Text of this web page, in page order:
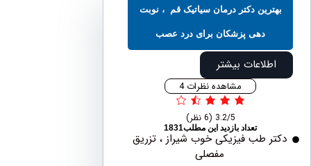
دکتر درمان سیاتیک قم ، نوبت
دهی پزشکان برای درد عصب
اطلاعات بیشتر
مشاهده نظرات 4
تعداد بازدید این مطلب1831
طب فیزیکی خوب شیراز ، تزریق